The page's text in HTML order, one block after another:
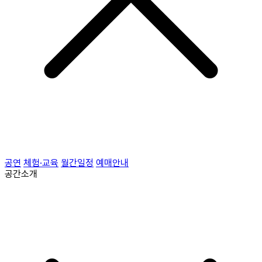
공연 체험·교육 월간일정 예매안내
공간소개